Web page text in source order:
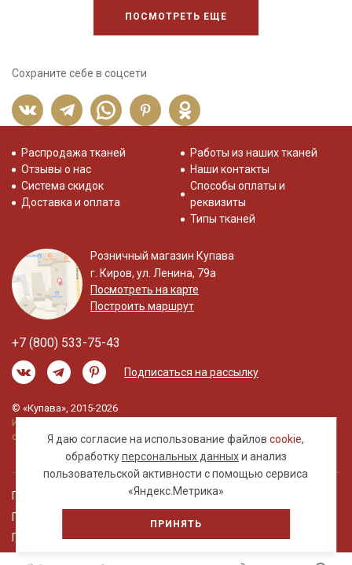
ПОСМОТРЕТЬ ЕЩЕ
Сохраните себе в соцсети
Я даю согласие на использование файловcookie,
обработкуперсональных данныхи анализ
пользовательской активности с помощью сервиса
«Яндекс.Метрика»
ПРИНЯТЬ
Распродажа тканей
Отзывы о нас
Система скидок
Доставка и оплата
Работы из наших тканей
Наши контакты
Способы оплаты и
реквизиты
Типы тканей
Розничный магазин Купава
г. Киров, ул. Ленина, 79а
Посмотреть на карте
Построить маршрут
+7 (800) 533-75-43
Подписаться на рассылку
© «Купава», 2015-2026
Информация на сайте не является публичной
офертой.
Правовая информация
Политика обработки персональных данных
Пользовательское соглашение